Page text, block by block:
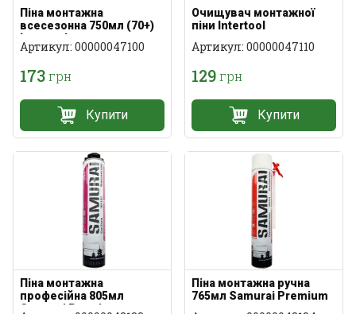
Піна монтажна
всесезонна 750мл (70+)
Intertool
Артикул: 00000047100
173грн
Купити
Очищувач монтажної
піни Intertool
Артикул: 00000047110
129грн
Купити
Піна монтажна
професійна 805мл
Samurai Premium
Піна монтажна ручна
765мл Samurai Premium